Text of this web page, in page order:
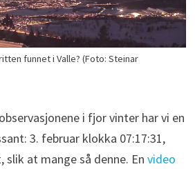
funnet i Valle? (Foto: Steinar
i fjor vinter har vi en
3. februar klokka 07:17:31,
at mange så denne. En video